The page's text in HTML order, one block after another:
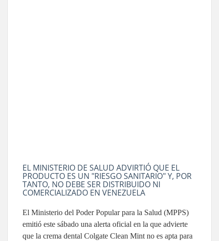
EL MINISTERIO DE SALUD ADVIRTIÓ QUE EL
PRODUCTO ES UN "RIESGO SANITARIO" Y, POR
TANTO, NO DEBE SER DISTRIBUIDO NI
COMERCIALIZADO EN VENEZUELA
El Ministerio del Poder Popular para la Salud (MPPS)
emitió este sábado una alerta oficial en la que advierte
que la crema dental Colgate Clean Mint no es apta para